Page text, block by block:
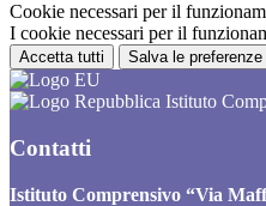
Cookie necessari per il
I cookie necessari per il
Accetta tutti Salva le preferenze
Istituto
Contatti
Istituto Comprensivo “Via